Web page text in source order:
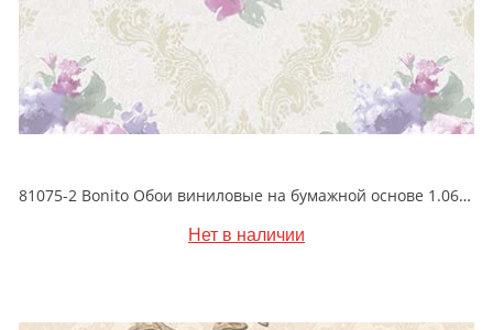
81075-2 Bonito Обои виниловые на бумажной основе 1.06*15.5
Нет в наличии